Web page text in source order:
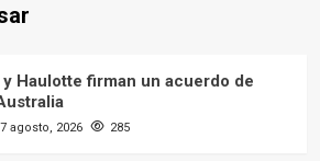
Haulotte firman un acuerdo de
7 agosto, 2026 285